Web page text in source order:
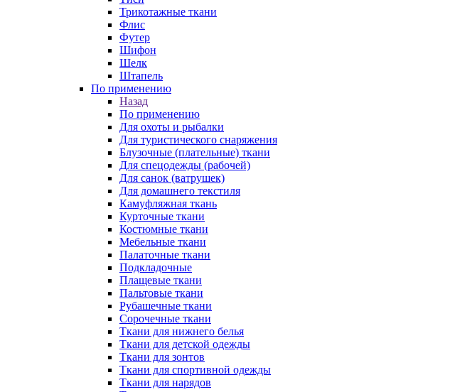
Трикотажные ткани
Флис
Футер
Шифон
Шелк
Штапель
По применению
Назад
По применению
Для охоты и рыбалки
Для туристического снаряжения
Блузочные (плательные) ткани
Для спецодежды (рабочей)
Для санок (ватрушек)
Для домашнего текстиля
Камуфляжная ткань
Курточные ткани
Костюмные ткани
Мебельные ткани
Палаточные ткани
Подкладочные
Плащевые ткани
Пальтовые ткани
Рубашечные ткани
Сорочечные ткани
Ткани для нижнего белья
Ткани для детской одежды
Ткани для зонтов
Ткани для спортивной одежды
Ткани для нарядов